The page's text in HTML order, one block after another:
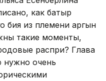
как батыр
бия из племени аргын
такие моменты,
распри? Глава
нужно очень